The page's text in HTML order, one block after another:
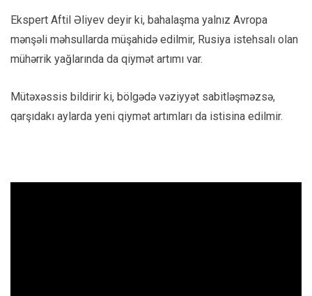
Ekspert Aftil Əliyev deyir ki, bahalaşma yalnız Avropa
mənşəli məhsullarda müşahidə edilmir, Rusiya istehsalı olan
mühərrik yağlarında da qiymət artımı var.
Mütəxəssis bildirir ki, bölgədə vəziyyət sabitləşməzsə,
qarşıdakı aylarda yeni qiymət artımları da istisina edilmir.